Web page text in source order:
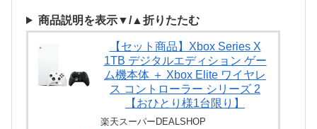
商品説明を表示▼/▲折りたたむ
【セット商品】Xbox Series X
1TB デジタルエディション ゲー
ム機本体 ＋ Xbox Elite ワイヤレ
ス コントローラー シリーズ 2
【おひとり様1台限り】
楽天スーパーDEALSHOP